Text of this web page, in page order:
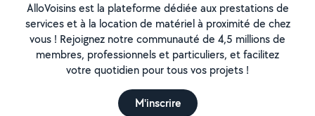
AlloVoisins est la plateforme dédiée aux prestations de
services et à la location de matériel à proximité de chez
vous ! Rejoignez notre communauté de 4,5 millions de
membres, professionnels et particuliers, et facilitez
votre quotidien pour tous vos projets !
M'inscrire